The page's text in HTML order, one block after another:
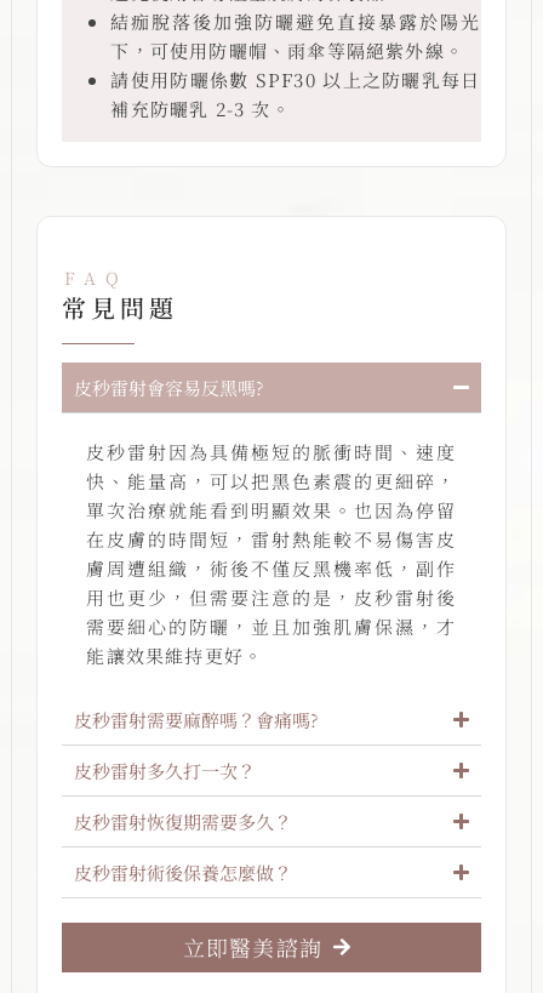
結痂脫落後加強防曬避免直接暴露於陽光
下，可使用防曬帽、雨傘等隔絕紫外線。
請使用防曬係數 SPF30 以上之防曬乳每日
補充防曬乳 2-3 次。
FAQ
常見問題
皮秒雷射會容易反黑嗎?
皮秒雷射因為具備極短的脈衝時間、速度
快、能量高，可以把黑色素震的更細碎，
單次治療就能看到明顯效果。也因為停留
在皮膚的時間短，雷射熱能較不易傷害皮
膚周遭組織，術後不僅反黑機率低，副作
用也更少，但需要注意的是，皮秒雷射後
需要細心的防曬，並且加強肌膚保濕，才
能讓效果維持更好。
皮秒雷射需要麻醉嗎？會痛嗎?
皮秒雷射多久打一次？
皮秒雷射恢復期需要多久？
皮秒雷射術後保養怎麼做？
立即醫美諮詢